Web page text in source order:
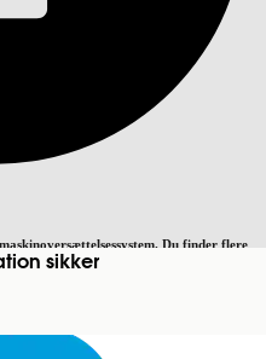
Du finder flere
sikker